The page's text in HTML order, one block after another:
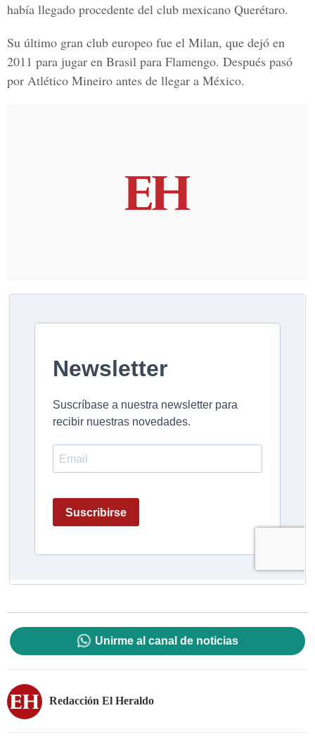
había llegado procedente del club mexicano Querétaro.
Su último gran club europeo fue el Milan, que dejó en
2011 para jugar en Brasil para Flamengo. Después pasó
por Atlético Mineiro antes de llegar a México.
Unirme al canal de noticias
Redacción El Heraldo